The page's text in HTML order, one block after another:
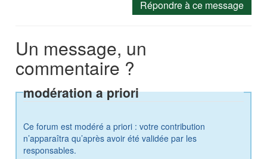
Répondre à ce message
Un message, un
commentaire ?
modération a priori
Ce forum est modéré a priori : votre contribution
n’apparaîtra qu’après avoir été validée par les
responsables.